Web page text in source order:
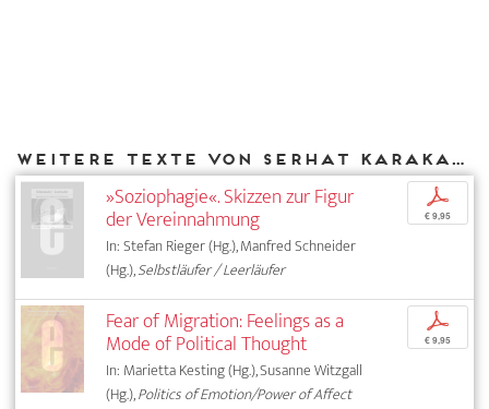
Weitere Texte von Serhat Karakayalı bei DIAPHANES
»Soziophagie«. Skizzen zur Figur
der Vereinnahmung
In: Stefan Rieger (Hg.), Manfred Schneider
(Hg.),Selbstläufer / Leerläufer
p
€ 9,95
Fear of Migration: Feelings as a
Mode of Political Thought
In: Marietta Kesting (Hg.), Susanne Witzgall
(Hg.),Politics of Emotion/Power of Affect
p
€ 9,95